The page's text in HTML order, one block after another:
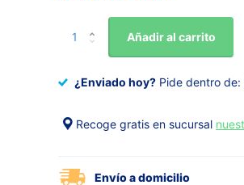
Añadir al carrito
¿Enviado hoy? Pide dentro de:
Recoge gratis en sucursal
Envío a domicilio